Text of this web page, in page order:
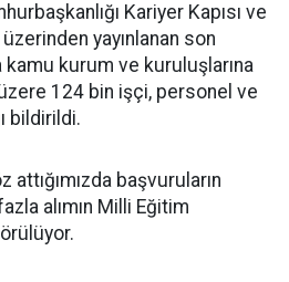
Kariyer Kapısı ve
yayınlanan son
kamu kurum ve kuruluşlarına
124 bin işçi, personel ve
bildirildi.
başvuruların
alımın Milli Eğitim